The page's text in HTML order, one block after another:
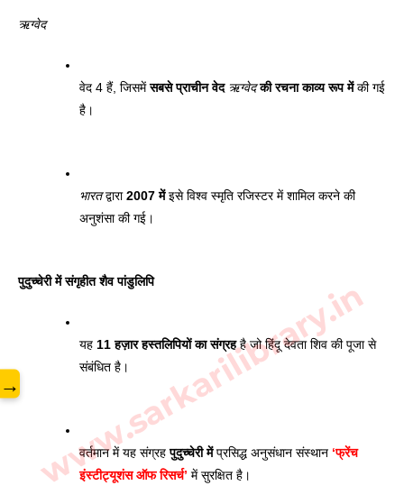
ऋग्वेद
वेद 4 हैं, जिसमें सबसे प्राचीन वेद ऋग्वेद की रचना काव्य रूप में की गई
है।
भारत द्वारा 2007 में इसे विश्व स्मृति रजिस्टर में शामिल करने की
अनुशंसा की गई।
पुदुच्चेरी में संगृहीत शैव पांडुलिपि
यह 11 हज़ार हस्तलिपियों का संग्रह है जो हिंदू देवता शिव की पूजा से
संबंधित है।
वर्तमान में यह संग्रह पुदुच्चेरी में प्रसिद्ध अनुसंधान संस्थान ‘फ्रेंच
इंस्टीट्यूशंस ऑफ रिसर्च’ में सुरक्षित है।
www.sarkarilibrary.in
→